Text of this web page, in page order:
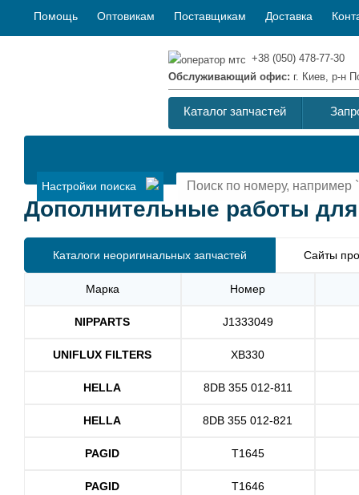
Помощь Оптовикам Поставщикам Доставка
+38 (050) 478-77-30
Обслуживающий офис: г. Киев, р-н
Каталог запчастей
Настройки поиска
Дополнительные работы для
Каталоги неоригинальных запчастей Сайты
Марка Номер
NIPPARTS J1333049
UNIFLUX FILTERS XB330
HELLA 8DB 355 012-811
HELLA 8DB 355 012-821
PAGID T1645
PAGID T1646